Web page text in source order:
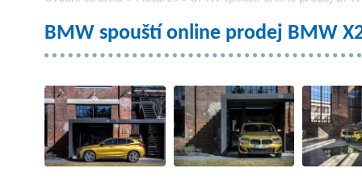
BMW spouští online prodej BMW